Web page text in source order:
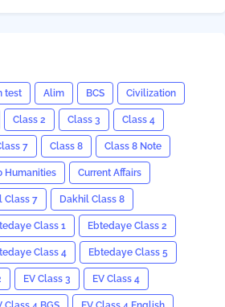
test Alim BCS Civilization
Class 2 Class 3 Class 4
7 Class 8 Class 8 Note
Humanities Current Affairs
Class 7 Dakhil Class 8
Class 1 Ebtedaye Class 2
Class 4 Ebtedaye Class 5
EV Class 3 EV Class 4